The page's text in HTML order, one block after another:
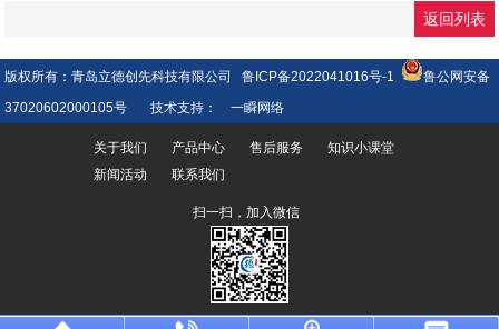
返回列表
版权所有：青岛立德创先科技有限公司鲁ICP备2022041016号-1
鲁公网安备
37020602000105号 技术支持： 一瞬网络
关于我们 产品中心 售后服务
知识小课堂
新闻活动
联系我们
扫一扫，加入微信